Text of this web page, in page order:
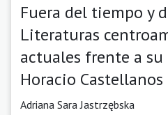
Fuera del tiempo y
Literaturas
actuales frente a
Horacio Castellanos
Adriana Sara Jastrzębska